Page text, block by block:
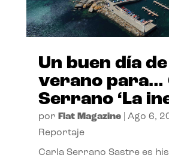
Un buen día de
verano para…
Serrano ‘La
por Flat Magazine| Ago 6,
Reportaje
Carla Serrano Sastre es